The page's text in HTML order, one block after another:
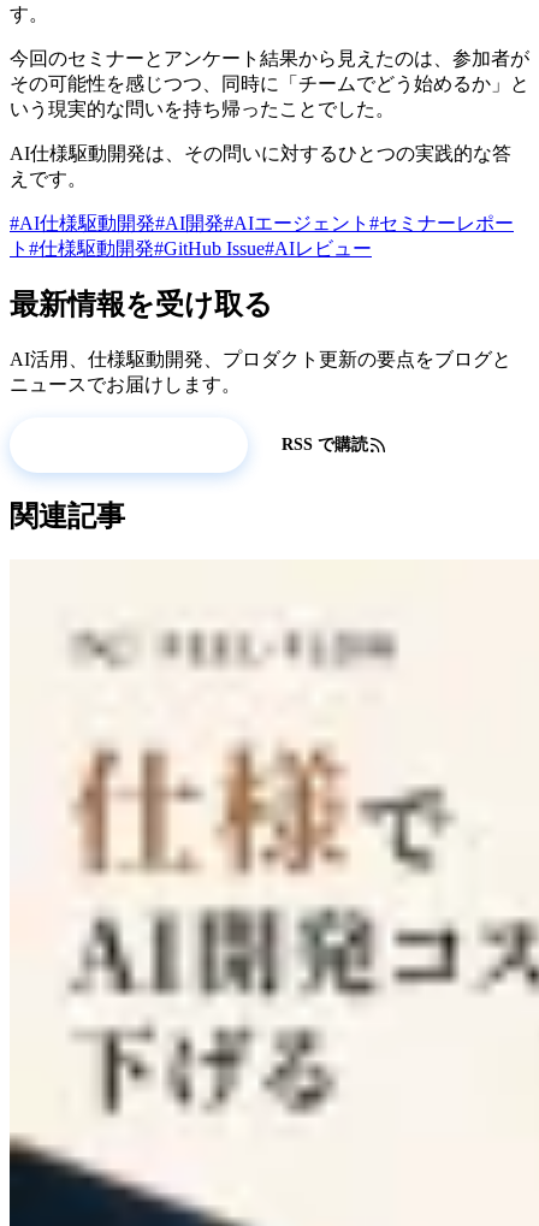
す。
今回のセミナーとアンケート結果から見えたのは、参加者が
その可能性を感じつつ、同時に「チームでどう始めるか」と
いう現実的な問いを持ち帰ったことでした。
AI仕様駆動開発は、その問いに対するひとつの実践的な答
えです。
#AI仕様駆動開発#AI開発#AIエージェント #セミナーレポー
ト #仕様駆動開発#GitHub Issue#AIレビュー
最新情報を受け取る
AI活用、仕様駆動開発、プロダクト更新の要点をブログと
ニュースでお届けします。
RSS で購読
関連記事